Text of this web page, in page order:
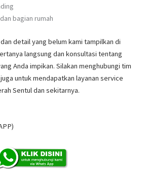
bagian rumah
detail yang belum kami tampilkan di
langsung dan konsultasi tentang
Anda impikan. Silakan menghubungi tim
untuk mendapatkan layanan service
Sentul dan sekitarnya.